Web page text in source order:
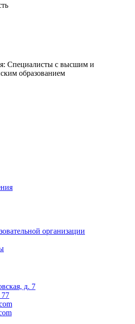
Специалисты с высшим и
образованием
организации
д. 7
77